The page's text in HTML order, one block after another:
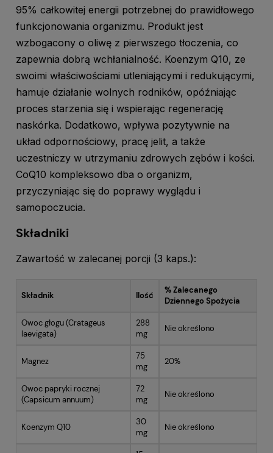
95% całkowitej energii potrzebnej do prawidłowego
funkcjonowania organizmu. Produkt jest
wzbogacony o oliwę z pierwszego tłoczenia, co
zapewnia dobrą wchłanialność. Koenzym Q10, ze
swoimi właściwościami utleniającymi i redukującymi,
hamuje działanie wolnych rodników, opóźniając
proces starzenia się i wspierając regenerację
naskórka. Dodatkowo, wpływa pozytywnie na
układ odpornościowy, pracę jelit, a także
uczestniczy w utrzymaniu zdrowych zębów i kości.
CoQ10 kompleksowo dba o organizm,
przyczyniając się do poprawy wyglądu i
samopoczucia.
Składniki
Zawartość w zalecanej porcji (3 kaps.):
Składnik Ilość
% Zalecanego
Dziennego Spożycia
Owoc głogu (Cratageus
laevigata)
288
mg
Nie określono
Magnez
75
mg
20%
Owoc papryki rocznej
(Capsicum annuum)
72
mg
Nie określono
Koenzym Q10
30
mg
Nie określono